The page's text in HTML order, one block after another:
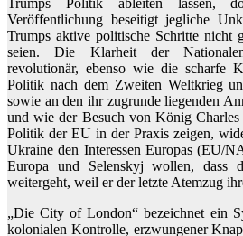
Trumps Politik ableiten lassen,
Veröffentlichung beseitigt jegliche
Trumps aktive politische Schritte nicht
seien. Die Klarheit der
revolutionär, ebenso wie die scharfe
Politik nach dem Zweiten Weltkrieg
sowie an den ihr zugrunde liegenden
und wie der Besuch von König
Politik der EU in der Praxis zeigen,
Ukraine den Interessen Europas (EU/
Europa und Selenskyj wollen,
weitergeht, weil er der letzte Atemzug
„Die City of London“ bezeichnet ein
kolonialen Kontrolle, erzwungener